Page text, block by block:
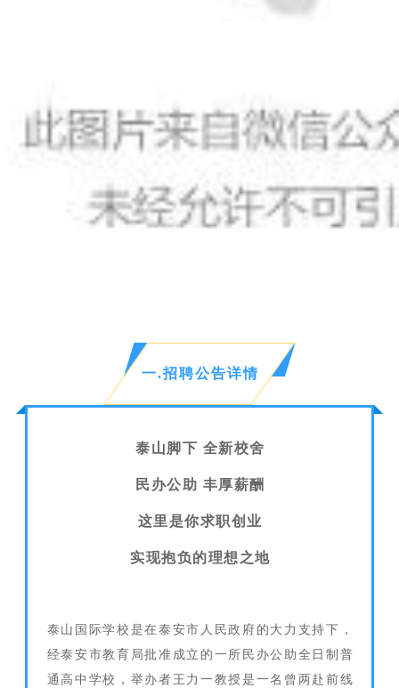
一.招聘公告详情
泰山脚下 全新校舍
民办公助 丰厚薪酬
这里是你求职创业
实现抱负的理想之地
泰山国际学校是在泰安市人民政府的大力支持下，
经泰安市教育局批准成立的一所民办公助全日制普
通高中学校，举办者王力一教授是一名曾两赴前线